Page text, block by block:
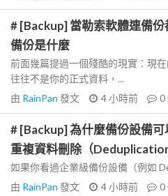
# [Backup] 當勒索軟體連備
備份是什麼
前面幾篇提過一個殘酷的現實：現
往往不是你的正式資料，...
由 RainPan 發文 4 小時前 0
# [Backup] 為什麼備份設備
重複資料刪除（Deduplication
如果你看過企業級備份設備（例如
由 RainPan 發文 4 小時前 0